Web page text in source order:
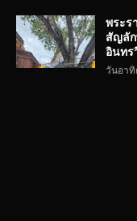
พระร
สัญลั
อินทร
วันอาทิ